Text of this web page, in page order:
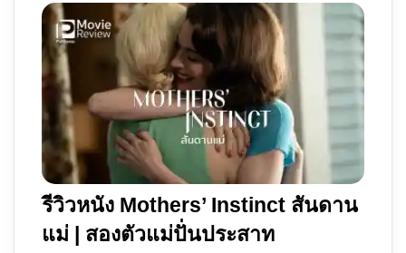
รีวิวหนัง Mothers’ Instinct สันดาน
แม่ | สองตัวแม่ปั่นประสาท